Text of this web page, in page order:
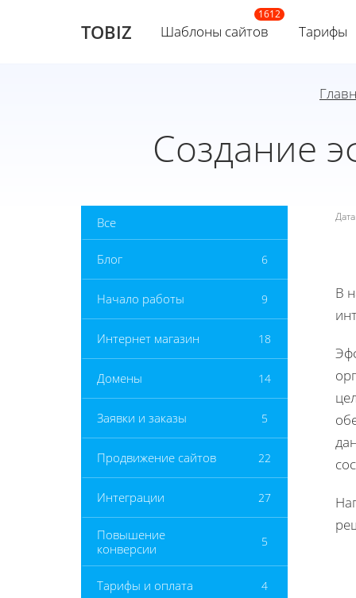
TOBIZ Шаблоны сайтов Тарифы
Создание
Все
Блог 6
Начало работы 9
Интернет магазин 18
Домены 14
Заявки и заказы 5
Продвижение сайтов 22
Интеграции 27
Повышение
конверсии
5
Тарифы и оплата 4
В